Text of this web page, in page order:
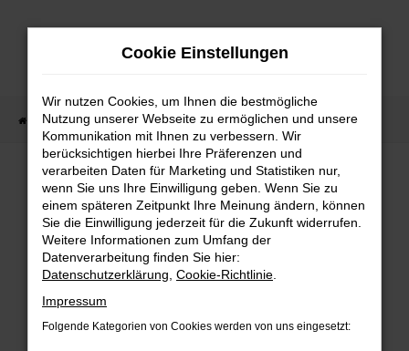
Zum
Startseite Lagerfahrzeuge Fahrzeugsuche
Fehler: Network Error
Beim Laden ist ein Fehler aufgetreten.
Hier sind ein paar Tipps, die dir helfen können:
Überprüfe deine Firewall und deine
Laden andere Webseiten, zum Beispiel deine
Cookie Einstellungen
Wir nutzen Cookies, um Ihnen die bestmögliche
Nutzung unserer Webseite zu ermöglichen und unsere
Kommunikation mit Ihnen zu verbessern. Wir
berücksichtigen hierbei Ihre Präferenzen und
verarbeiten Daten für Marketing und Statistiken nur,
wenn Sie uns Ihre Einwilligung geben. Wenn Sie zu
einem späteren Zeitpunkt Ihre Meinung ändern, können
Sie die Einwilligung jederzeit für die Zukunft widerrufen.
Weitere Informationen zum Umfang der
Datenverarbeitung finden Sie hier:
Datenschutzerklärung Cookie-Richtlinie
Impressum
Folgende Kategorien von Cookies werden von uns eingesetzt: